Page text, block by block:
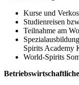
Kurse und
Studienreisen
Teilnahme am
Spirits Academy
World-Spirits